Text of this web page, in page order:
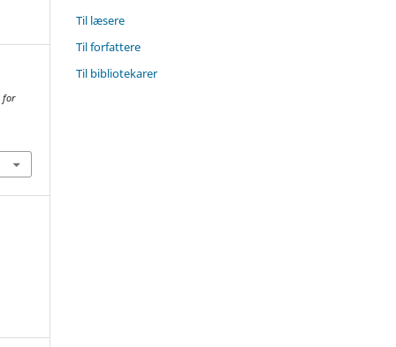
for
Til læsere
Til forfattere
Til bibliotekarer